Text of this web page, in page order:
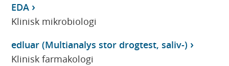
EDA
Klinisk mikrobiologi
edluar (Multianalys stor drogtest, saliv-)
Klinisk farmakologi